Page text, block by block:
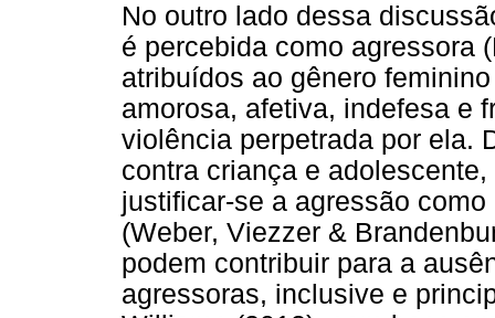
No outro lado dessa
é percebida como agressora
atribuídos ao gênero
amorosa, afetiva, indefesa e
violência perpetrada por ela.
contra criança e
justificar-se a agressão
(Weber, Viezzer &
podem contribuir para a
agressoras, inclusive e